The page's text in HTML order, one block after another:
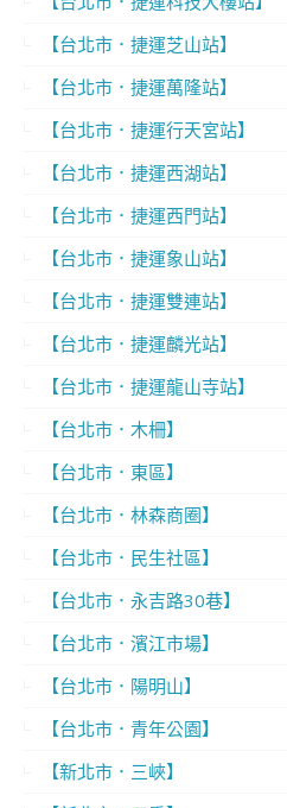
【台北市．捷運芝山站】
【台北市．捷運萬隆站】
【台北市．捷運行天宮站】
【台北市．捷運西湖站】
【台北市．捷運西門站】
【台北市．捷運象山站】
【台北市．捷運雙連站】
【台北市．捷運麟光站】
【台北市．捷運龍山寺站】
【台北市．木柵】
【台北市．東區】
【台北市．林森商圈】
【台北市．民生社區】
【台北市．永吉路30巷】
【台北市．濱江市場】
【台北市．陽明山】
【台北市．青年公園】
【新北市．三峽】